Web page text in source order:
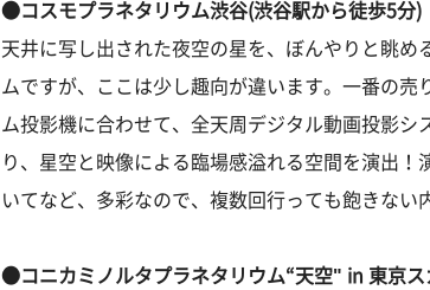
●コスモプラネタリウム渋谷(渋谷駅から徒歩5分)
天井に写し出された夜空の星を、ぼんやりと眺め
ムですが、ここは少し趣向が違います。一番の売
ム投影機に合わせて、全天周デジタル動画投影シ
り、星空と映像による臨場感溢れる空間を演出！
いてなど、多彩なので、複数回行っても飽きない
●コニカミノルタプラネタリウム“天空" in 東京ス